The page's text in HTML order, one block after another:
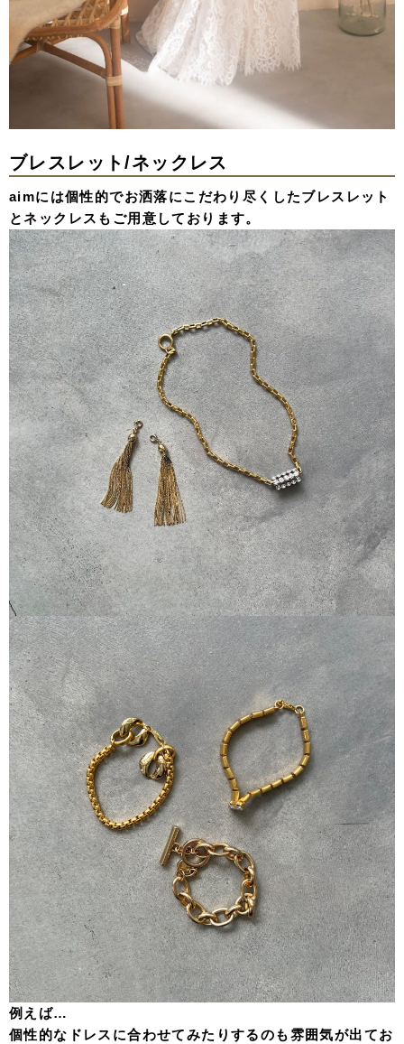
ブレスレット/ネックレス
aimには個性的でお洒落にこだわり尽くしたブレスレット
とネックレスもご用意しております。
例えば…
個性的なドレスに合わせてみたりするのも雰囲気が出てお